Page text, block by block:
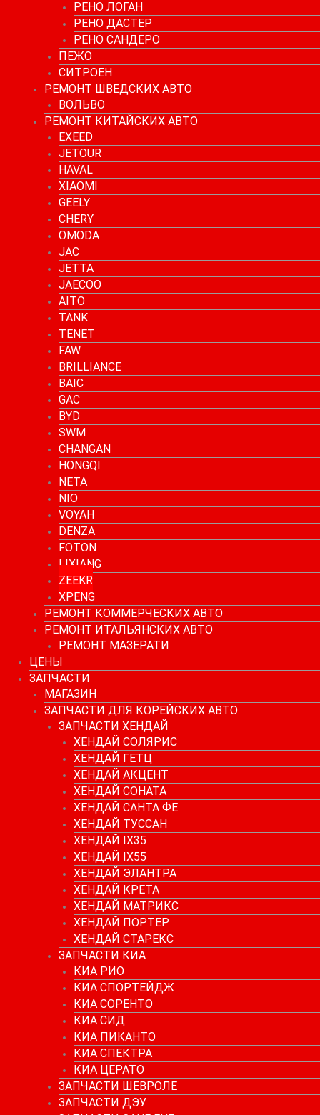
РЕНО ЛОГАН
РЕНО ДАСТЕР
РЕНО САНДЕРО
ПЕЖО
СИТРОЕН
РЕМОНТ ШВЕДСКИХ АВТО
ВОЛЬВО
РЕМОНТ КИТАЙСКИХ АВТО
EXEED
JETOUR
HAVAL
XIAOMI
GEELY
CHERY
OMODA
JAC
JETTA
JAECOO
AITO
TANK
TENET
FAW
BRILLIANCE
BAIC
GAC
BYD
SWM
CHANGAN
HONGQI
NETA
NIO
VOYAH
DENZA
FOTON
LIXIANG
ZEEKR
XPENG
РЕМОНТ КОММЕРЧЕСКИХ АВТО
РЕМОНТ ИТАЛЬЯНСКИХ АВТО
РЕМОНТ МАЗЕРАТИ
ЦЕНЫ
ЗАПЧАСТИ
МАГАЗИН
ЗАПЧАСТИ ДЛЯ КОРЕЙСКИХ АВТО
ЗАПЧАСТИ ХЕНДАЙ
ХЕНДАЙ СОЛЯРИС
ХЕНДАЙ ГЕТЦ
ХЕНДАЙ АКЦЕНТ
ХЕНДАЙ СОНАТА
ХЕНДАЙ САНТА ФЕ
ХЕНДАЙ ТУССАН
ХЕНДАЙ IX35
ХЕНДАЙ IX55
ХЕНДАЙ ЭЛАНТРА
ХЕНДАЙ КРЕТА
ХЕНДАЙ МАТРИКС
ХЕНДАЙ ПОРТЕР
ХЕНДАЙ СТАРЕКС
ЗАПЧАСТИ КИА
КИА РИО
КИА СПОРТЕЙДЖ
КИА СОРЕНТО
КИА СИД
КИА ПИКАНТО
КИА СПЕКТРА
КИА ЦЕРАТО
ЗАПЧАСТИ ШЕВРОЛЕ
ЗАПЧАСТИ ДЭУ